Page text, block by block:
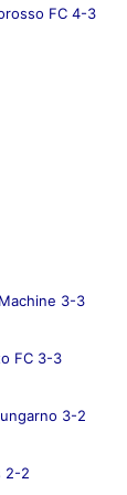
FC 4-3
3-3
FC 3-3
3-2
2-2